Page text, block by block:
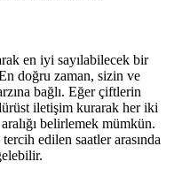
en iyi sayılabilecek bir
doğru zaman, sizin ve
bağlı. Eğer çiftlerin
iletişim kurarak her iki
belirlemek mümkün.
edilen saatler arasında